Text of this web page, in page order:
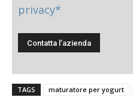
privacy*
TAGS maturatore per yogurt